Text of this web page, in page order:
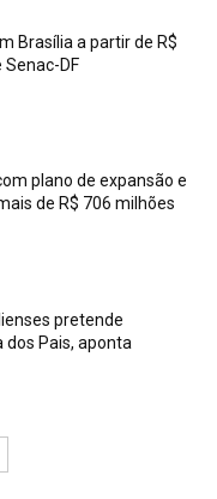
Brasília a partir de R$
Senac-DF
plano de expansão e
de R$ 706 milhões
pretende
dos Pais, aponta